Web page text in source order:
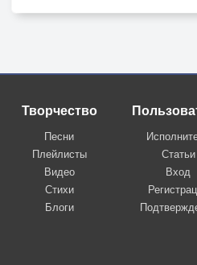
Творчество
Песни
Плейлисты
Видео
Стихи
Блоги
Статьи
Вход